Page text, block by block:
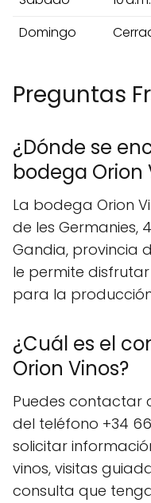
Domingo
Preguntas
¿Dónde se
bodega Orion
La bodega Orion
de les Germanies,
Gandia, provincia
le permite
para la
¿Cuál es el
Orion Vinos?
Puedes contactar
del teléfono +34
solicitar
vinos, visitas
consulta que